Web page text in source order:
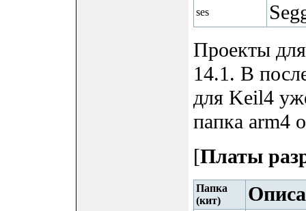
ses
Проекты
14.1. В
для Keil4
папка arm4
[Платы
Папка
(кит)